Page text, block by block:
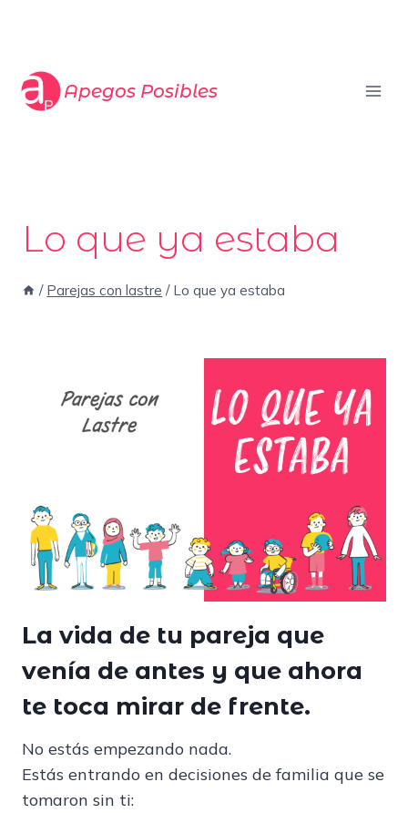
Apegos Posibles
Lo que ya estaba
/ Parejas con lastre / Lo que ya estaba
La vida de tu pareja que
venía de antes y que ahora
te toca mirar de frente.
No estás empezando nada.
Estás entrando en decisiones de familia que se
tomaron sin ti: